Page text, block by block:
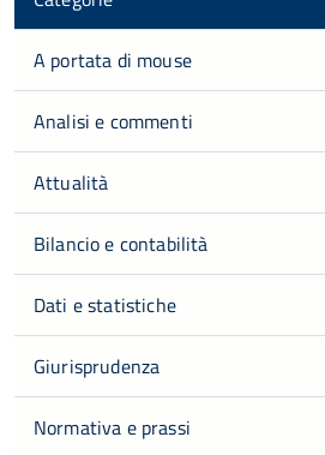
A portata di mouse
Analisi e commenti
Attualità
Bilancio e contabilità
Dati e statistiche
Giurisprudenza
Normativa e prassi